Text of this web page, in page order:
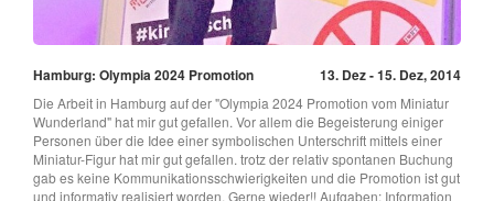
Hamburg: Olympia 2024 Promotion 13. Dez - 15. Dez, 2014
Die Arbeit in Hamburg auf der "Olympia 2024 Promotion vom Miniatur
Wunderland" hat mir gut gefallen. Vor allem die Begeisterung einiger
Personen über die Idee einer symbolischen Unterschrift mittels einer
Miniatur-Figur hat mir gut gefallen. trotz der relativ spontanen Buchung
gab es keine Kommunikationsschwierigkeiten und die Promotion ist gut
und informativ realisiert worden. Gerne wieder!! Aufgaben: Information